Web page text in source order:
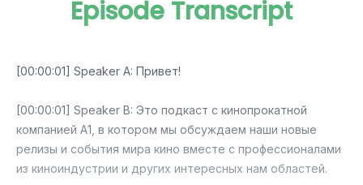
Episode Transcript